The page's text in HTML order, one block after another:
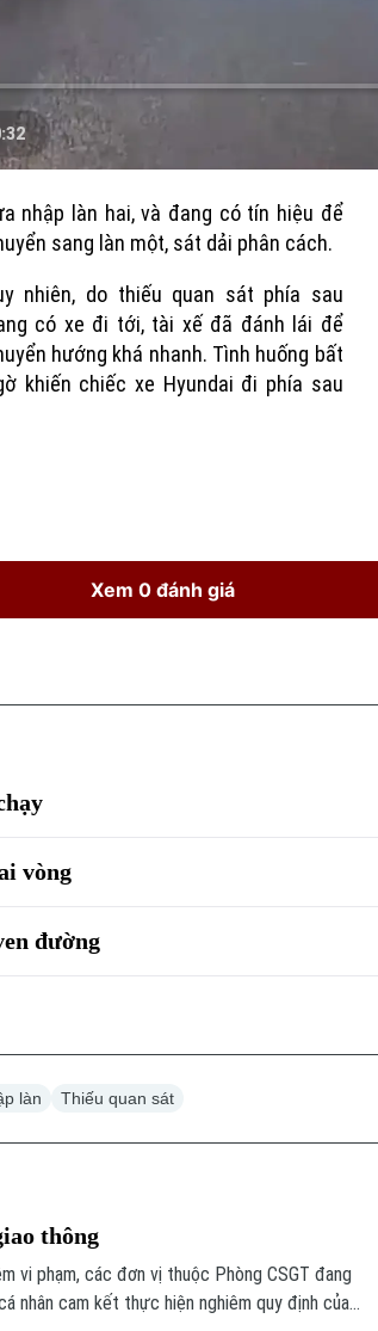
sang làn một, sát dải phân cách.
nhiên, do thiếu quan sát phía sau
có xe đi tới, tài xế đã đánh lái để
hướng khá nhanh. Tình huống bất
khiến chiếc xe Hyundai đi phía sau
Xem 0 đánh giá
vòng
đường
làn Thiếu quan sát
thông
vi phạm, các đơn vị thuộc Phòng CSGT đang
nhân cam kết thực hiện nghiêm quy định của